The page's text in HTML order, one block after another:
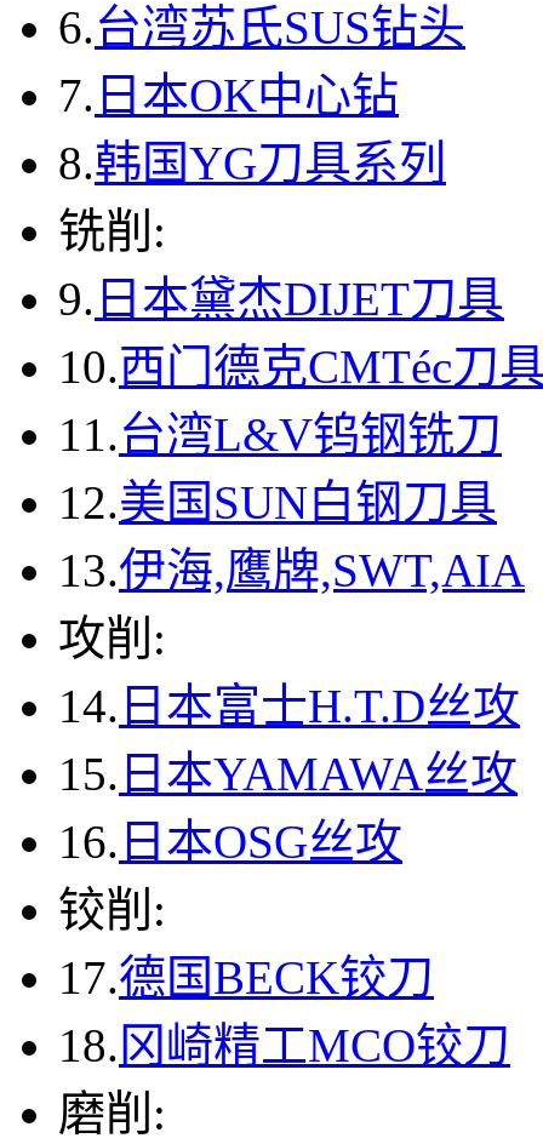
6.台湾苏氏SUS钻头
7. 日本OK中心钻
8.韩国YG刀具系列
铣削:
9. 日本黛杰DIJET刀具
10.西门德克CMTéc刀
11.台湾L&V钨钢铣刀
12.美国SUN白钢刀具
13.伊海,鹰牌,SWT,AIA
攻削:
14. 日本富士H.T.D丝攻
15. 日本YAMAWA丝攻
16. 日本OSG丝攻
铰削:
17.德国BECK铰刀
18.冈崎精工MCO铰刀
磨削: